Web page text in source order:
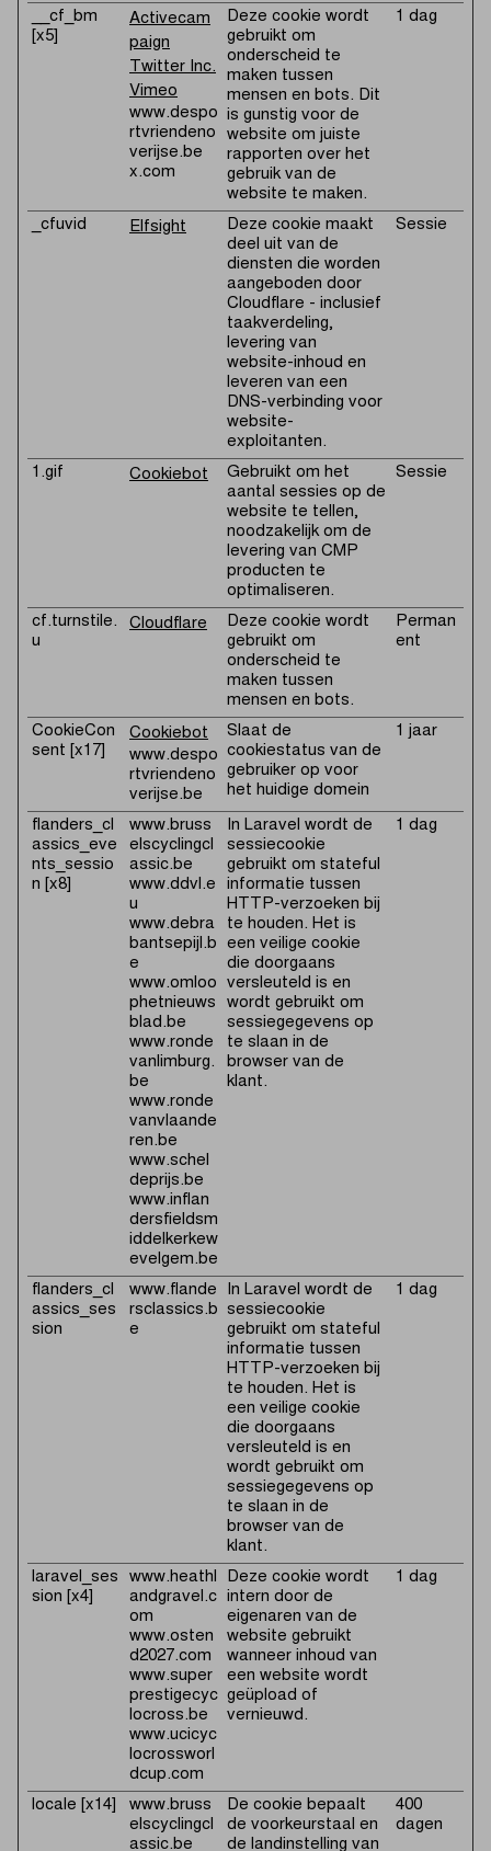
__cf_bm
[x5]
Activecam
paign
Twitter Inc.
Vimeo
www.despo
rtvriendeno
verijse.be
x.com
Deze cookie wordt
gebruikt om
onderscheid te
maken tussen
mensen en bots. Dit
is gunstig voor de
website om juiste
rapporten over het
gebruik van de
website te maken.
1 dag
_cfuvid Elfsight
Deze cookie maakt
deel uit van de
diensten die worden
aangeboden door
Cloudflare - inclusief
taakverdeling,
levering van
website-inhoud en
leveren van een
DNS-verbinding voor
website-
exploitanten.
Sessie
1.gif Cookiebot
Gebruikt om het
aantal sessies op de
website te tellen,
noodzakelijk om de
levering van CMP
producten te
optimaliseren.
Sessie
cf.turnstile.
u
Cloudflare
Deze cookie wordt
gebruikt om
onderscheid te
maken tussen
mensen en bots.
Perman
ent
CookieCon
sent [x17]
Cookiebot
www.despo
rtvriendeno
verijse.be
Slaat de
cookiestatus van de
gebruiker op voor
het huidige domein
1 jaar
flanders_cl
assics_eve
nts_sessio
n [x8]
www.bruss
elscyclingcl
assic.be
www.ddvl.e
u
www.debra
bantsepijl.b
e
www.omloo
phetnieuws
blad.be
www.ronde
vanlimburg.
be
www.ronde
vanvlaande
ren.be
www.schel
deprijs.be
www.inflan
dersfieldsm
iddelkerkew
evelgem.be
In Laravel wordt de
sessiecookie
gebruikt om stateful
informatie tussen
HTTP-verzoeken bij
te houden. Het is
een veilige cookie
die doorgaans
versleuteld is en
wordt gebruikt om
sessiegegevens op
te slaan in de
browser van de
klant.
1 dag
flanders_cl
assics_ses
sion
www.flande
rsclassics.b
e
In Laravel wordt de
sessiecookie
gebruikt om stateful
informatie tussen
HTTP-verzoeken bij
te houden. Het is
een veilige cookie
die doorgaans
versleuteld is en
wordt gebruikt om
sessiegegevens op
te slaan in de
browser van de
klant.
1 dag
laravel_ses
sion [x4]
www.heathl
andgravel.c
om
www.osten
d2027.com
www.super
prestigecyc
locross.be
www.ucicyc
locrossworl
dcup.com
Deze cookie wordt
intern door de
eigenaren van de
website gebruikt
wanneer inhoud van
een website wordt
geüpload of
vernieuwd.
1 dag
locale [x14]
www.bruss
elscyclingcl
assic.be
De cookie bepaalt
de voorkeurstaal en
de landinstelling van
400
dagen